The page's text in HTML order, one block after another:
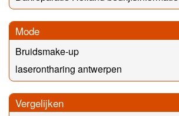
Mode
Bruidsmake-up
laserontharing antwerpen
Vergelijken